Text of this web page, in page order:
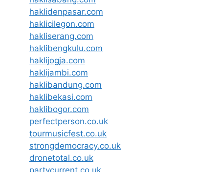
haklidenpasar.com
haklicilegon.com
hakliserang.com
haklibengkulu.com
haklijogja.com
haklijambi.com
haklibandung.com
haklibekasi.com
haklibogor.com
perfectperson.co.uk
tourmusicfest.co.uk
strongdemocracy.co.uk
dronetotal.co.uk
partycurrent.co.uk